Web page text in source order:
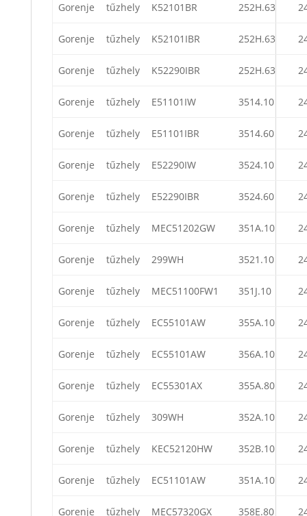
Gorenje tűzhely K52101BR 252H.63
Gorenje tűzhely K52101IBR 252H.63
Gorenje tűzhely K52290IBR 252H.63
Gorenje tűzhely E51101IW 3514.10
Gorenje tűzhely E51101IBR 3514.60
Gorenje tűzhely E52290IW 3524.10
Gorenje tűzhely E52290IBR 3524.60
Gorenje tűzhely MEC51202GW 351A.10
Gorenje tűzhely 299WH 3521.10
Gorenje tűzhely MEC51100FW1 351J.10
Gorenje tűzhely EC55101AW 355A.10
Gorenje tűzhely EC55101AW 356A.10
Gorenje tűzhely EC55301AX 355A.80
Gorenje tűzhely 309WH 352A.10
Gorenje tűzhely KEC52120HW 352B.10
Gorenje tűzhely EC51101AW 351A.10
Gorenje tűzhely MEC57320GX 358E.80